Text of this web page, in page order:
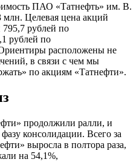
ПАО «Татнефть» им. В.
Целевая цена акций
795,7 рублей по
рублей по
расположены не
в связи с чем мы
по акциям «Татнефти».
продолжили ралли, и
консолидации. Всего за
выросла в полтора раза,
на 54,1%,